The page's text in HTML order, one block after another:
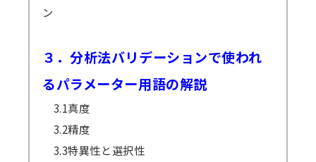
ン
３．分析法バリデーションで使われ
るパラメーター用語の解説
3.1真度
3.2精度
3.3特異性と選択性